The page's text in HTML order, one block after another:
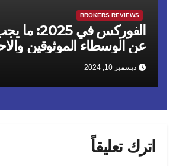
BROKERS REVIEWS
الفوركس في
عن الوسطاء الموثوقين
ديسمبر 10, 2024
اترك تعليقاً